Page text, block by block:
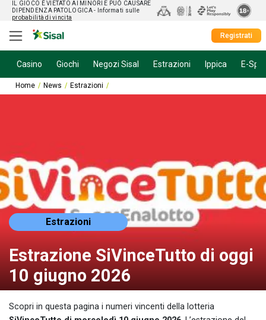
IL GIOCO È VIETATO AI MINORI E PUÒ CAUSARE
DIPENDENZA PATOLOGICA - Informati sulle
probabilità di vincita
Registrati
Casino Giochi Negozi Sisal Estrazioni Ippica E-
Home News Estrazioni
Estrazioni
Estrazione SiVinceTutto di oggi
10 giugno 2026
Scopri in questa pagina i numeri vincenti della lotteria